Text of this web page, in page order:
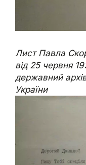
Лист Павла
від 25 червня
державний
України